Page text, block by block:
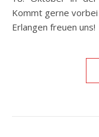
Kommt gerne
Erlangen freuen uns!